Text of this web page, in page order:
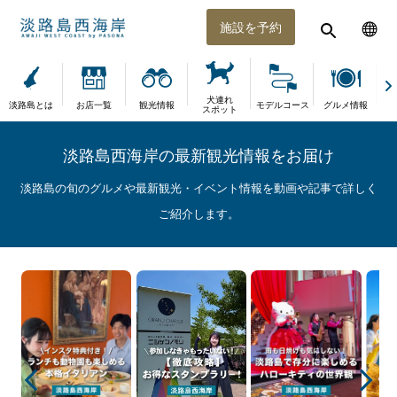
施設を予約
淡路島とは お店一覧 観光情報
犬連れ
スポット
モデルコース グルメ情報
淡路島西海岸の最新観光情報をお届け
淡路島の旬のグルメや最新観光・イベント情報を動画や記事で詳しく
ご紹介します。